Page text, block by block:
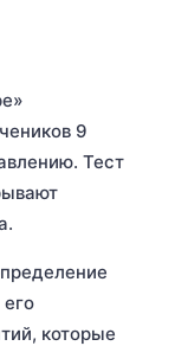
9
Тест
которые